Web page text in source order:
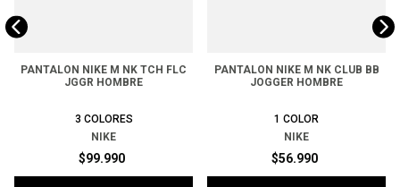
PANTALON NIKE M NK TCH FLC
JGGR HOMBRE
3 COLORES
NIKE
$99.990
PANTALON NIKE M NK CLUB BB
JOGGER HOMBRE
1 COLOR
NIKE
$56.990